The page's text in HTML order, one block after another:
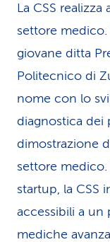
La CSS
settore
giovane ditta
Politecnico di
nome con lo
diagnostica dei
dimostrazione
settore
startup, la CSS
accessibili a
mediche